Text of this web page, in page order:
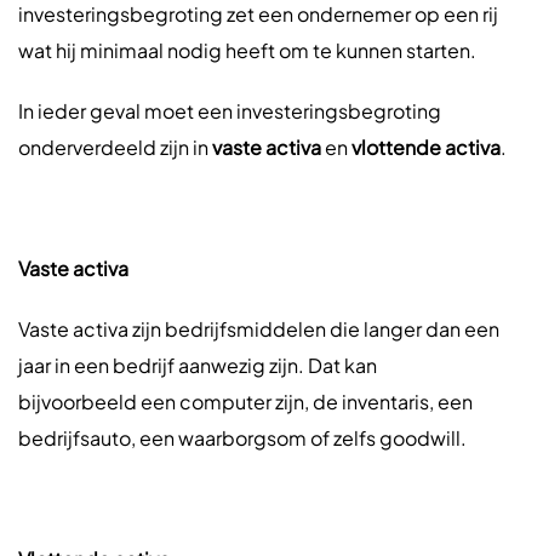
investeringsbegroting zet een ondernemer op een rij
wat hij minimaal nodig heeft om te kunnen starten.
In ieder geval moet een investeringsbegroting
onderverdeeld zijn invaste activaenvlottende activa.
Vaste activa
Vaste activa zijn bedrijfsmiddelen die langer dan een
jaar in een bedrijf aanwezig zijn. Dat kan
bijvoorbeeld een computer zijn, de inventaris, een
bedrijfsauto, een waarborgsom of zelfs goodwill.